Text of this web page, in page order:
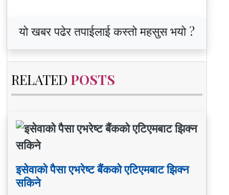
यो खबर पढेर तपाईलाई कस्तो महसुस भयो ?
RELATED POSTS
इसेवाको पैसा एभरेष्ट बैंकको एटिएमबाट झिक्न
सकिने